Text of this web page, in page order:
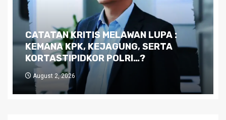
Dilema Kaltim di Tengah Krisis:
Kutukan Sumber Daya Alam dan
Pemimpin yang Tak Kreatif
July 29, 2026